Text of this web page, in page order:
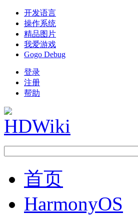
开发语言
操作系统
精品图片
我爱游戏
Gogo Debug
登录
注册
帮助
首页
HarmonyOS